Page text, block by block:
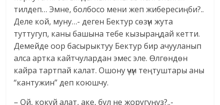
тилдеп… Эмне, болбосо мени жеп жибересиңби?..
Деле кой, муну…- деген Бектур сөзүн жута
туттугуп, каны башына тебе кызыраңдай кетти.
Демейде оор басырыктуу Бектур бир ачууланып
алса артка кайтчулардан эмес эле. Өлгөндөн
кайра тартпай калат. Ошону үчүн теңтуштары аны
“кантужин” деп коюшчу.
– Ой, кокуй алат, аке, бул не жоругуңуз?..-